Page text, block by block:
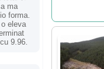
ma
forma.
o eleva
9.96.